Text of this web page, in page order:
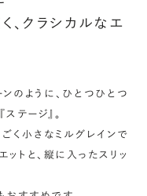
、クラシカルなエ
のように、ひとつひとつ
テージ』。
く小さなミルグレインで
ットと、縦に入ったスリッ